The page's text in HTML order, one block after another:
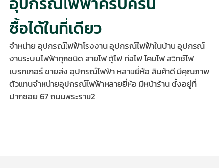
ซื้อได้ในที่เดียว
จำหน่าย อุปกรณ์ไฟฟ้าโรงงาน อุปกรณ์ไฟฟ้าในบ้าน อุปกรณ์
งานระบบไฟฟ้าทุกชนิด สายไฟ ตู้ไฟ ท่อไฟ โคมไฟ สวิทช์ไฟ
เบรกเกอร์ ขายส่ง อุปกรณ์ไฟฟ้า หลายยี่ห้อ สินค้าดี มีคุณภาพ
ตัวแทนจำหน่ายอุปกรณ์ไฟฟ้าหลายยี่ห้อ มีหน้าร้าน ตั้งอยู่ที่
ปากซอย 67 ถนนพระราม2